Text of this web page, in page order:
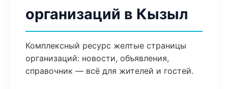
организаций в Кызыл
Комплексный ресурс желтые страницы
организаций: новости, объявления,
справочник — всё для жителей и гостей.